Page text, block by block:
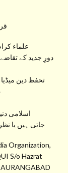
علماء
دورِ جدید کے
تحفظ دین
راسخ العقیدہ
اسلامی
جاتی ہیں یا
Organization,
S/o Hazrat